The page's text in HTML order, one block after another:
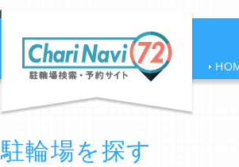
駐輪場を探す